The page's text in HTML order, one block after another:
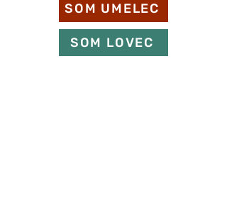
SOM UMELEC
SOM LOVEC